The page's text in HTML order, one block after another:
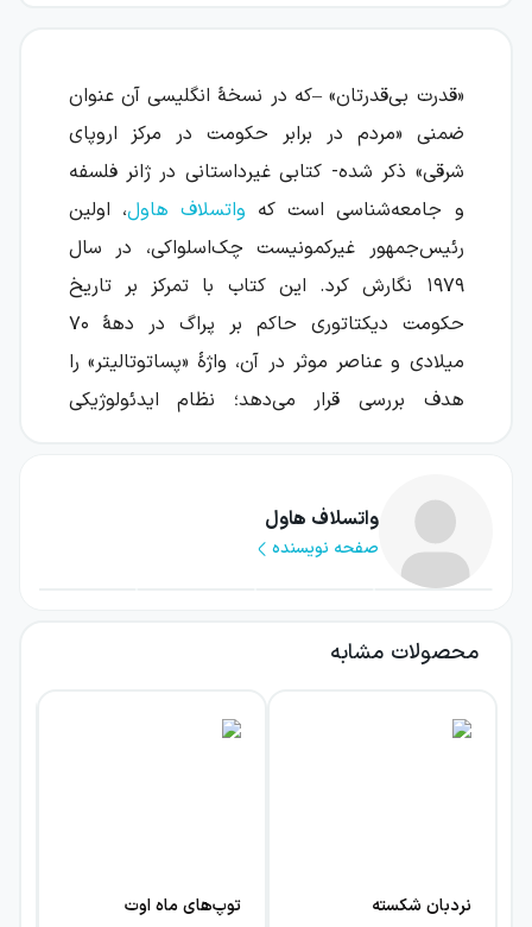
«قدرت بی‌قدرتان» –که در نسخهٔ انگلیسی آن عنوان
ضمنی «مردم در برابر حکومت در مرکز اروپای
شرقی» ذکر شده- کتابی غیرداستانی در ژانر فلسفه
و جامعه‌شناسی است که واتسلاف هاول، اولین
رئیس‌جمهور غیرکمونیست چک‌اسلواکی، در سال
۱۹۷۹ نگارش کرد. این کتاب با تمرکز بر تاریخ
حکومت دیکتاتوری حاکم بر پراگ در دههٔ ۷۰
میلادی و عناصر موثر در آن، واژهٔ «پساتوتالیتر» را
هدف بررسی قرار می‌دهد؛ نظام ایدئولوژیکی
پنهانی و ایجاد استبداد خاموش بر افکار و اعمال و
سرنوشت یک ملت دارد، دورهٔ هوش‌مندانه و
جدیدی از نظام‌های سلطه را در تاریخ رقم می‌زند.
به ثمر رساند و با رهبری انقلاب مخملی، موفق به
اسلواکی به شکل امروزی شد.نشر نو
نیز در مقدمهٔ این کتاب از اهمیت فلسفه‌خوانی،
واتسلاف هاول
صفحه نویسنده
محصولات مشابه
نردبان شکسته توپ‌های ماه اوت